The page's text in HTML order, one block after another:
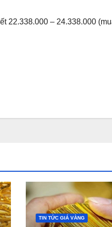
22.338.000 – 24.338.000
TIN TỨC GIÁ VÀNG